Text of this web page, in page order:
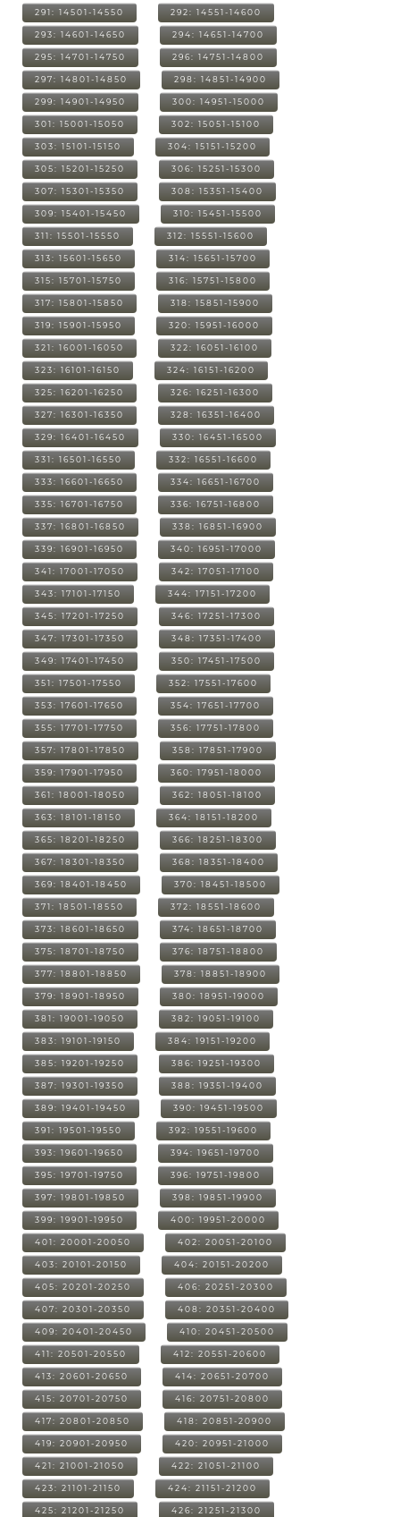
291: 14501-14550 292: 14551-14600
293: 14601-14650 294: 14651-14700
295: 14701-14750 296: 14751-14800
297: 14801-14850 298: 14851-14900
299: 14901-14950 300: 14951-15000
301: 15001-15050 302: 15051-15100
303: 15101-15150 304: 15151-15200
305: 15201-15250 306: 15251-15300
307: 15301-15350 308: 15351-15400
309: 15401-15450 310: 15451-15500
311: 15501-15550 312: 15551-15600
313: 15601-15650 314: 15651-15700
315: 15701-15750 316: 15751-15800
317: 15801-15850 318: 15851-15900
319: 15901-15950 320: 15951-16000
321: 16001-16050 322: 16051-16100
323: 16101-16150 324: 16151-16200
325: 16201-16250 326: 16251-16300
327: 16301-16350 328: 16351-16400
329: 16401-16450 330: 16451-16500
331: 16501-16550 332: 16551-16600
333: 16601-16650 334: 16651-16700
335: 16701-16750 336: 16751-16800
337: 16801-16850 338: 16851-16900
339: 16901-16950 340: 16951-17000
341: 17001-17050 342: 17051-17100
343: 17101-17150 344: 17151-17200
345: 17201-17250 346: 17251-17300
347: 17301-17350 348: 17351-17400
349: 17401-17450 350: 17451-17500
351: 17501-17550 352: 17551-17600
353: 17601-17650 354: 17651-17700
355: 17701-17750 356: 17751-17800
357: 17801-17850 358: 17851-17900
359: 17901-17950 360: 17951-18000
361: 18001-18050 362: 18051-18100
363: 18101-18150 364: 18151-18200
365: 18201-18250 366: 18251-18300
367: 18301-18350 368: 18351-18400
369: 18401-18450 370: 18451-18500
371: 18501-18550 372: 18551-18600
373: 18601-18650 374: 18651-18700
375: 18701-18750 376: 18751-18800
377: 18801-18850 378: 18851-18900
379: 18901-18950 380: 18951-19000
381: 19001-19050 382: 19051-19100
383: 19101-19150 384: 19151-19200
385: 19201-19250 386: 19251-19300
387: 19301-19350 388: 19351-19400
389: 19401-19450 390: 19451-19500
391: 19501-19550 392: 19551-19600
393: 19601-19650 394: 19651-19700
395: 19701-19750 396: 19751-19800
397: 19801-19850 398: 19851-19900
399: 19901-19950 400: 19951-20000
401: 20001-20050 402: 20051-20100
403: 20101-20150 404: 20151-20200
405: 20201-20250 406: 20251-20300
407: 20301-20350 408: 20351-20400
409: 20401-20450 410: 20451-20500
411: 20501-20550 412: 20551-20600
413: 20601-20650 414: 20651-20700
415: 20701-20750 416: 20751-20800
417: 20801-20850 418: 20851-20900
419: 20901-20950 420: 20951-21000
421: 21001-21050 422: 21051-21100
423: 21101-21150 424: 21151-21200
425: 21201-21250 426: 21251-21300